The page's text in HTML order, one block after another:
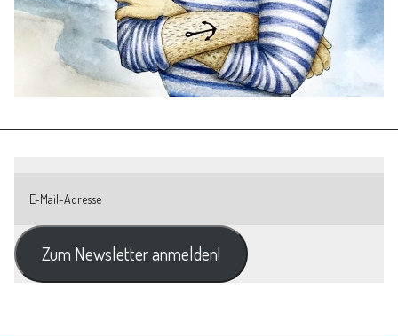
Zum Newsletter anmelden!